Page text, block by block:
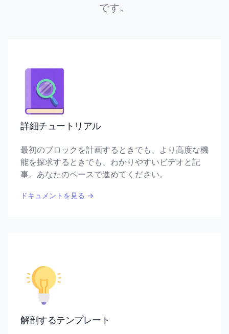
です。
詳細チュートリアル
最初のブロックを計画するときでも、より高度な機
能を探求するときでも、わかりやすいビデオと記
事。あなたのペースで進めてください。
ドキュメントを見る →
解剖するテンプレート